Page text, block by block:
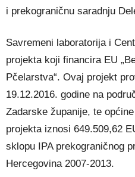
i prekograničnu saradnju
Savremeni laboratorija i
projekta koji financira EU
Pčelarstva“. Ovaj projekt
19.12.2016. godine na
Zadarske županije, te
projekta iznosi 649.509,62
sklopu IPA prekograničnog
Hercegovina 2007-2013.